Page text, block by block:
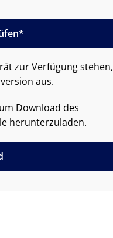
zur Verfügung stehen,
aus.
Download des
herunterzuladen.